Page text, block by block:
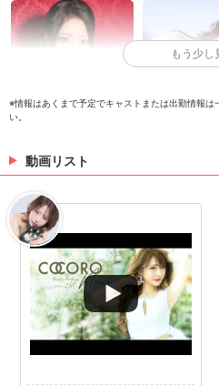
もう少し
※情報はあくまで予定でキャストまたは出勤情報
い。
動画リスト